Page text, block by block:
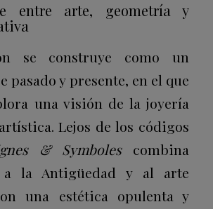
entre arte, geometría y
se construye como un
pasado y presente, en el que
una visión de la joyería
Lejos de los códigos
& Symbolescombina
a la Antigüedad y al arte
una estética opulenta y